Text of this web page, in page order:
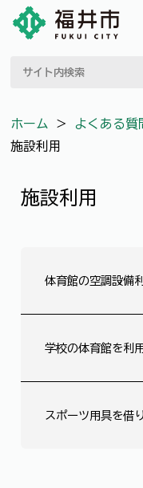
ホーム ＞ よくある質
施設利用
施設利用
体育館の空調設備
学校の体育館を利
スポーツ用具を借